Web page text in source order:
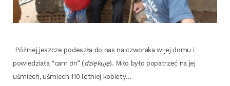
Póź­niej jesz­cze pode­szła do nas na czwo­ra­ka w jej domu i
powie­dzia­ła “cam ơn” (dzię­ku­ję). Miło było popa­trzeć na jej
uśmiech, uśmiech 110 let­niej kobiety…